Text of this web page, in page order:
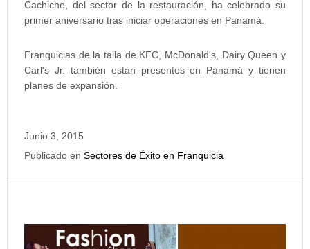
Cachiche, del sector de la restauración, ha celebrado su
primer aniversario tras iniciar operaciones en Panamá.
Franquicias de la talla de KFC, McDonald's, Dairy Queen y
Carl's Jr. también están presentes en Panamá y tienen
planes de expansión.
Junio 3, 2015
Publicado en Sectores de Éxito en Franquicia